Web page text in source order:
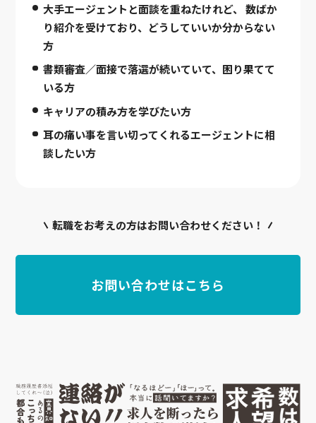
大手エージェントと面談を重ねたけれど、
数ばか
り紹介を受けており、どうしていいか分からない
方
書類審査／面接で落選が続いていて、困り果てて
いる方
キャリアの積み方を学びたい方
耳の痛い事を言い切ってくれるエージェントに相
談したい方
転職をお考えの方はお問い合わせください！
お問い合わせはこちら